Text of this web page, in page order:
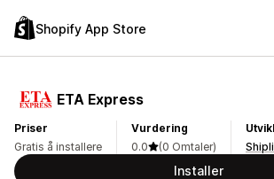
Shopify App Store
ETA Express
Priser
Gratis å installere
Vurdering
0.0
(0 Omtaler)
Installer